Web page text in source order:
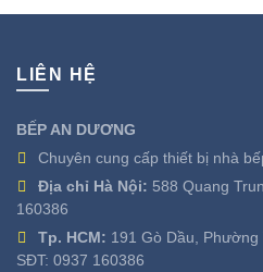
LIÊN HỆ
BẾP AN DƯƠNG
Chuyên cung cấp thiết bị nhà
Địa chỉ Hà Nội: 588 Quang
160386
Tp. HCM: 191 Gò Dầu,
SĐT: 0937 160386